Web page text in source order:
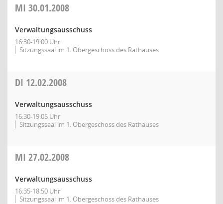
MI 30.01.2008
Verwaltungsausschuss
16:30-19:00 Uhr
Sitzungssaal im 1. Obergeschoss des Rathauses
DI 12.02.2008
Verwaltungsausschuss
16:30-19:05 Uhr
Sitzungssaal im 1. Obergeschoss des Rathauses
MI 27.02.2008
Verwaltungsausschuss
16:35-18:50 Uhr
Sitzungssaal im 1. Obergeschoss des Rathauses